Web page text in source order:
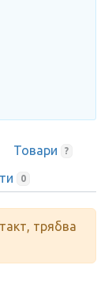
Товари ?
0
трябва